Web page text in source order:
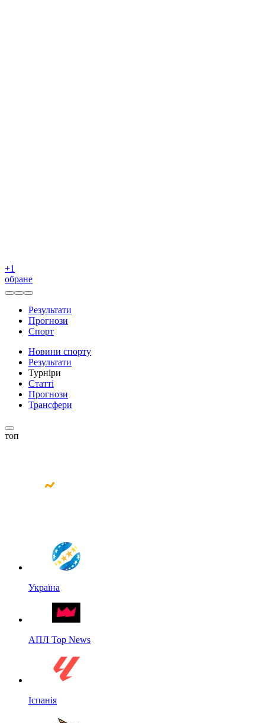
+1
обране
Результати
Прогнози
Спорт
Новини спорту
Результати
Турніри
Статті
Прогнози
Трансфери
топ
Україна
АПЛ Top News
Іспанія